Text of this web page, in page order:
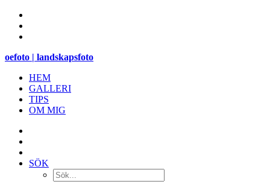
oefoto | landskapsfoto
HEM
GALLERI
TIPS
OM MIG
SÖK